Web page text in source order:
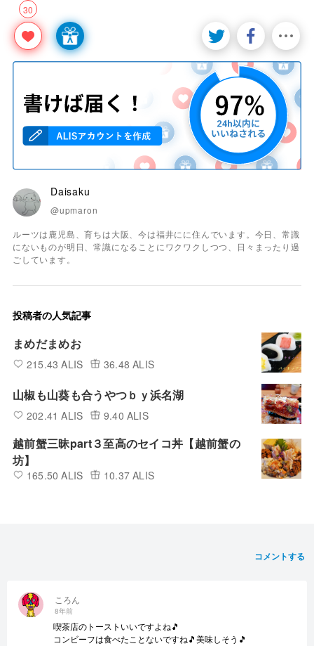
30
Daisaku
@upmaron
ルーツは鹿児島、育ちは大阪、今は福井にに住んでいます。今日、常識
にないものが明日、常識になることにワクワクしつつ、日々まったり過
ごしています。
投稿者の人気記事
まめだまめお
215.43 ALIS 36.48 ALIS
山椒も山葵も合うやつｂｙ浜名湖
202.41 ALIS 9.40 ALIS
越前蟹三昧part３至高のセイコ丼【越前蟹の
坊】
165.50 ALIS 10.37 ALIS
コメントする
ころん
8年前
喫茶店のトーストいいですよね🎵
コンビーフは食べたことないですね🎵美味しそう🎵